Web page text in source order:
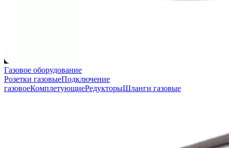
Газовое оборудование
Розетки газовыеПодключение
газовоеКомплетующиеРедукторыШланги газовые